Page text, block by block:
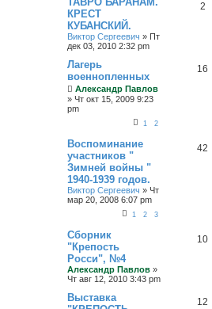
КРЕСТ
КУБАНСКИЙ.
Виктор Сергеевич » Пт
дек 03, 2010 2:32 pm
2
Лагерь
военнопленных
Александр Павлов
» Чт окт 15, 2009 9:23
pm
1 2
16
Воспоминание
участников "
Зимней войны "
1940-1939 годов.
Виктор Сергеевич » Чт
мар 20, 2008 6:07 pm
1 2 3
42
Сборник
"Крепость
Росси", №4
Александр Павлов »
Чт авг 12, 2010 3:43 pm
10
Выставка
12